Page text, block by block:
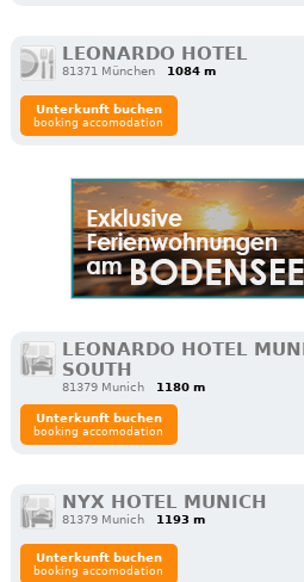
LEONARDO HOTEL
81371 München 1084 m
Unterkunft buchen
booking accomodation
LEONARDO HOTEL
SOUTH
81379 Munich 1180 m
Unterkunft buchen
booking accomodation
NYX HOTEL MUNICH
81379 Munich 1193 m
Unterkunft buchen
booking accomodation